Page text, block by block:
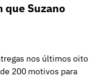
que Suzano
nos últimos oito
200 motivos para